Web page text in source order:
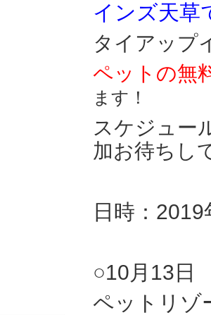
インズ天草
タイアップ
ペットの無
ます！
スケジュー
加お待ちし
日時：
○10月13
ペットリゾ